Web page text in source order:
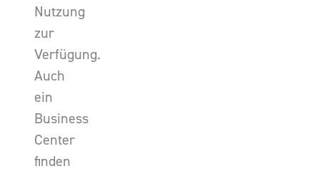
Nutzung
zur
Verfügung.
Auch
ein
Business
Center
finden